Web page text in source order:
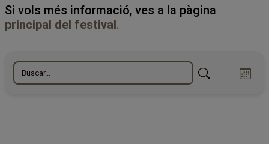
Si vols més informació, ves a la pàgina
principal del festival.
WEB